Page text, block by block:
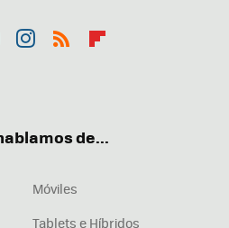
de...
Móviles
Tablets e Híbridos